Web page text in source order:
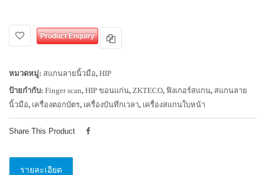
Product Enquiry
หมวดหมู่: สแกนลายนิ้วมือ, HIP
ป้ายกำกับ: Finger scan, HIP ขอนแก่น, ZKTECO, ฟิงเกอร์สแกน, สแกนลาย
นิ้วมือ, เครื่องตอกบัตร, เครื่องบันทึกเวลา, เครื่องสแกนใบหน้า
Share This Product
รายละเอียด